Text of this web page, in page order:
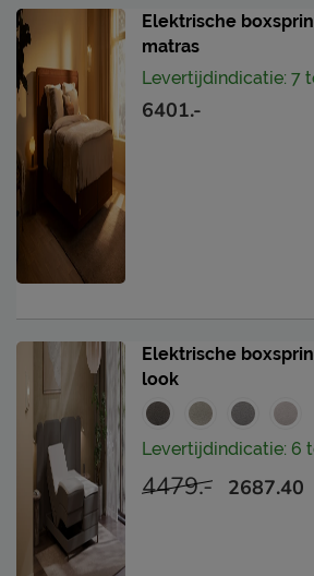
Protector zodat deze als geen
tegen vlekken en in topconditie blijft.
gestoffeerde hocker of nachtkastje
meebehandelen.
Levering & garantie
Met Kårlsson kun je rekenen op
constante kwaliteit, jarenlang
dat tijdloos mooi blijft. Je vindt alle
garantie en levering bij het kopje
Where calm takes shape.
Elektrische
matras
Levertijdindicatie: 7
6401.-
Elektrische
look
Levertijdindicatie: 6
4479.- 2687.40